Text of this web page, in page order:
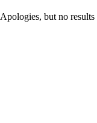
Apologies, but no